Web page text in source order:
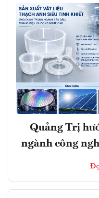
Quảng Trị
ngành công